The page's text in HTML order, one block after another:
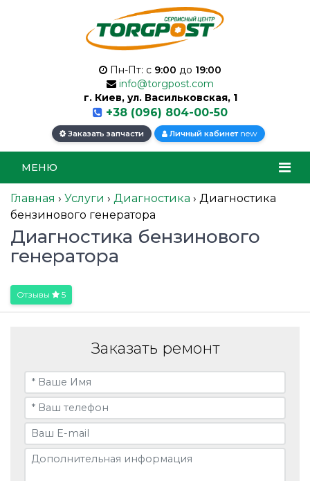
Пн-Пт: с 9:00 до 19:00
info@torgpost.com
г. Киев, ул. Васильковская, 1
+38 (096) 804-00-50
Заказать запчасти Личный кабинет new
МЕНЮ
Главная › Услуги › Диагностика › Диагностика
бензинового генератора
Диагностика бензинового
генератора
Отзывы 5
Заказать ремонт